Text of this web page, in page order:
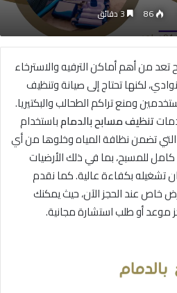
86
من أهم أماكن الترفيه والاسترخاء
لكنها تحتاج إلى صيانة وتنظيف
ومنع تراكم الطحالب والبكتيريا.
تنظيف مسابح بالدمامباستخدام
التي تضمن نظافة المياه وخلوها من أي
للمسبح، بما في ذلك الأرضيات
تشغيله بكفاءة عالية. كما نقدم
خاص عند الحجز الآن، حيث يمكنك
موعد أو طلب استشارة مجانية.